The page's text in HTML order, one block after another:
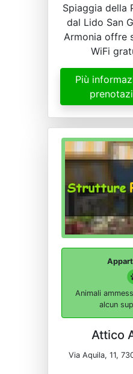
Spiaggia della
dal Lido San
Armonia offre
WiFi
Più
Animali
alcun
Attico
Via Aquila, 11,